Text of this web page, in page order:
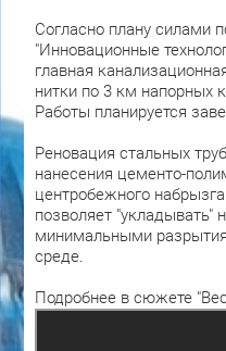
Согласно плану силами
"Инновационные
главная
нитки по 3 км напорных
Работы планируется
Реновация стальных
нанесения цементо-
центробежного
позволяет "укладывать"
минимальными
среде.
Подробнее в сюжете